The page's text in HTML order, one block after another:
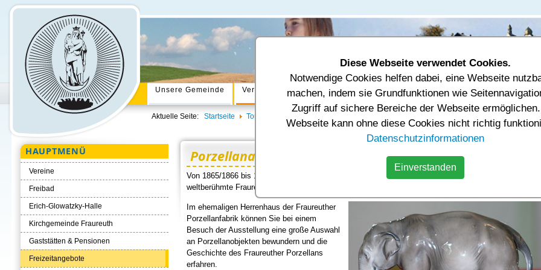
Diese Webseite verwendet Cookies.
Notwendige Cookies helfen dabei, eine Webseite
machen, indem sie Grundfunktionen wie
Zugriff auf sichere Bereiche der Webseite
Webseite kann ohne diese Cookies nicht richtig
Datenschutzinformationen
Einverstanden
Unsere Gemeinde Verwaltung & Einrichtungen Tourismus & Freizeit Wirtschaft
Aktuelle Seite: Startseite Tourismus & Freizeit
Porzellanausstellung
Von 1865/1866 bis 1926 wurde in der "Porzellanfabrik von Römer und Födisch Fraureuth" das
weltberühmte Fraureuther Porzellan produziert.
Im ehemaligen Herrenhaus der Fraureuther
Porzellanfabrik können Sie bei einem
Besuch der Ausstellung eine große Auswahl
an Porzellanobjekten bewundern und die
Geschichte des Fraureuther Porzellans
erfahren.
HAUPTMENÜ
Vereine
Freibad
Erich-Glowatzky-Halle
Kirchgemeinde Fraureuth
Gaststätten & Pensionen
Freizeitangebote